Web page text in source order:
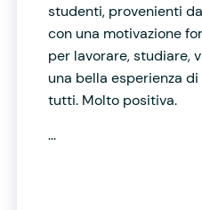
studenti, provenienti
con una motivazione
per lavorare, studiare,
una bella esperienza
tutti. Molto positiva.
...